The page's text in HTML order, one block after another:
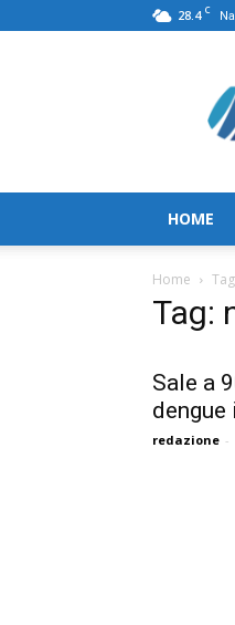
28.4 C
HOME
Home
Tag:
Sale a
dengue
redazione -